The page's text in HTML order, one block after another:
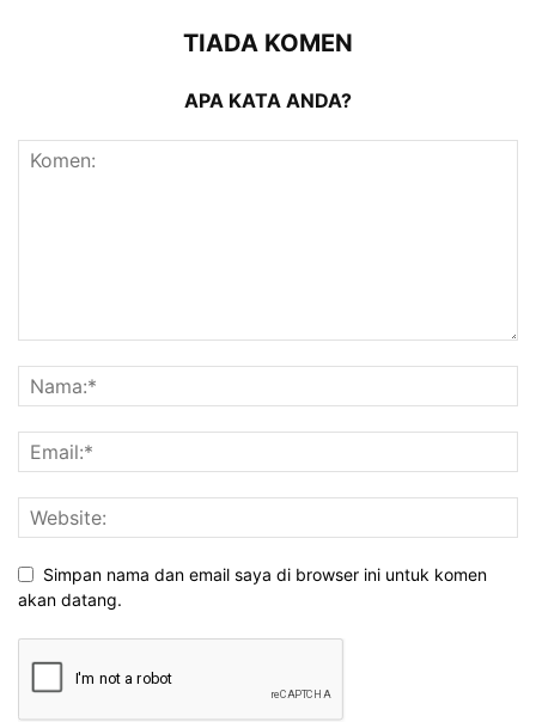
TIADA KOMEN
APA KATA ANDA?
Simpan nama dan email saya di browser ini untuk komen
akan datang.